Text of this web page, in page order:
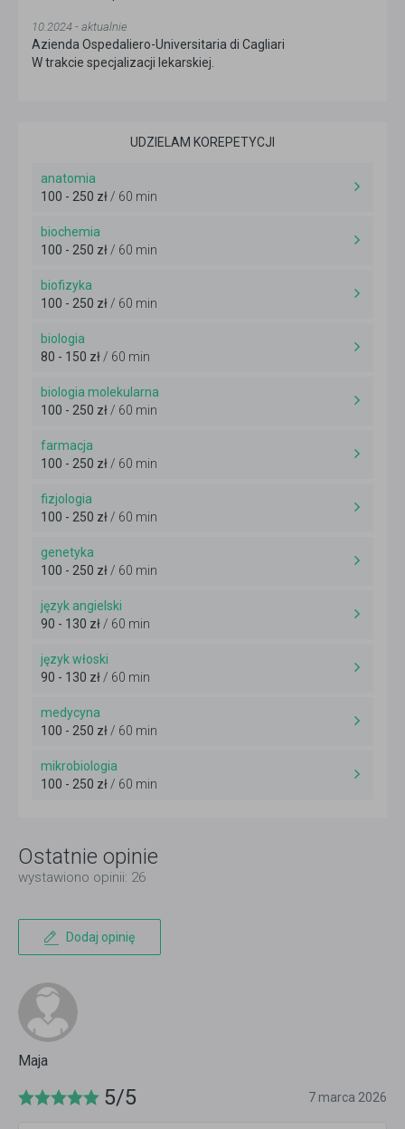
10.2024 - aktualnie
Azienda Ospedaliero-Universitaria di Cagliari
W trakcie specjalizacji lekarskiej.
UDZIELAM KOREPETYCJI
anatomia
100 - 250 zł/ 60 min
biochemia
100 - 250 zł/ 60 min
biofizyka
100 - 250 zł/ 60 min
biologia
80 - 150 zł/ 60 min
biologia molekularna
100 - 250 zł/ 60 min
farmacja
100 - 250 zł/ 60 min
fizjologia
100 - 250 zł/ 60 min
genetyka
100 - 250 zł/ 60 min
język angielski
90 - 130 zł/ 60 min
język włoski
90 - 130 zł/ 60 min
medycyna
100 - 250 zł/ 60 min
mikrobiologia
100 - 250 zł/ 60 min
Ostatnie opinie
wystawiono opinii: 26
Dodaj opinię
Maja
5/5 7 marca 2026